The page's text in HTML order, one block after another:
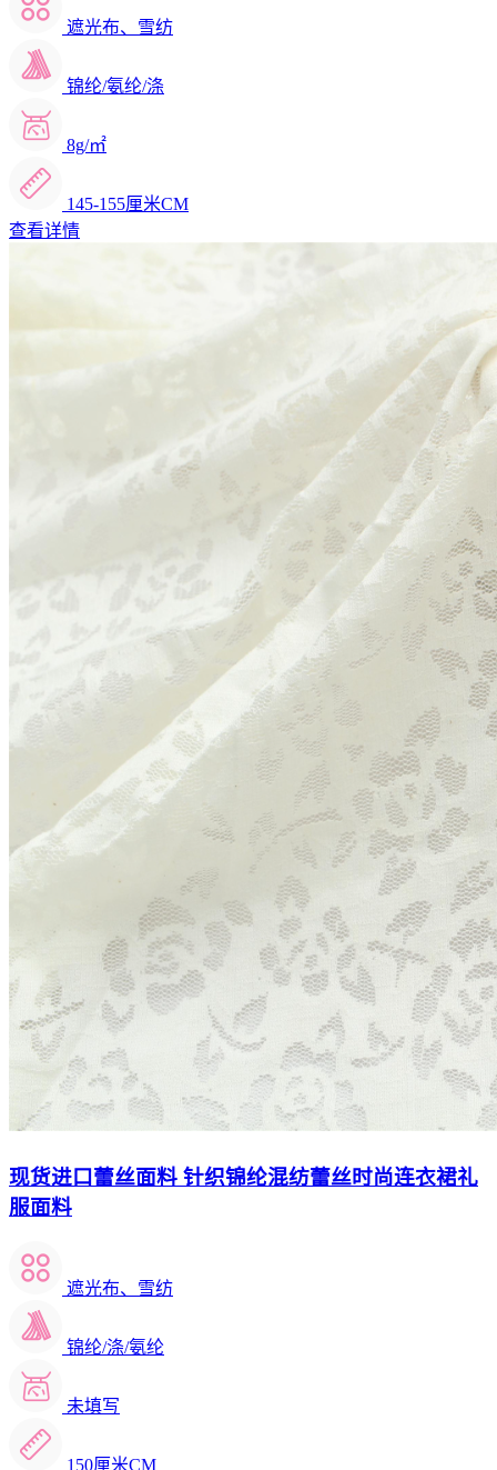
遮光布、雪纺
锦纶/氨纶/涤
8g/㎡
145-155厘米CM
查看详情
现货进口蕾丝面料 针织锦纶混纺蕾丝时尚连衣裙礼
服面料
遮光布、雪纺
锦纶/涤/氨纶
未填写
150厘米CM